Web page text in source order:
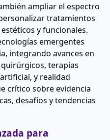
ampliar el espectro
tratamientos
y funcionales.
emergentes
integrando avances en
terapias
y realidad
crítico sobre evidencia
desafíos y tendencias
para